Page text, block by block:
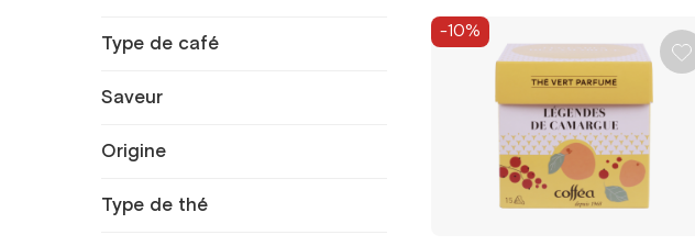
Type de café
Saveur
Origine
Type de thé
-10%